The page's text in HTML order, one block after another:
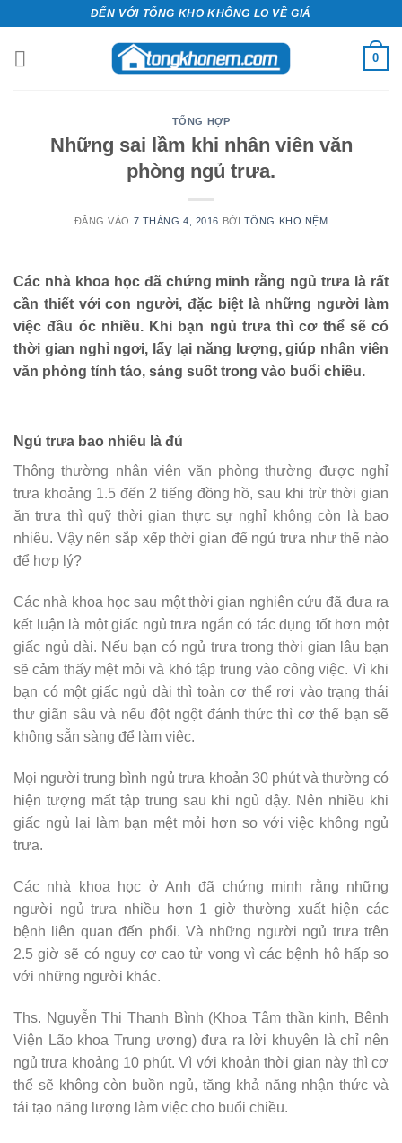
nội
ĐẾN VỚI TỔNG KHO KHÔNG LO VỀ GIÁ
0
TỔNG HỢP
Những sai lầm khi nhân viên văn
phòng ngủ trưa.
ĐĂNG VÀO 7 THÁNG 4, 2016 BỞI TỔNG KHO NỆM
Các nhà khoa học đã chứng minh rằng ngủ trưa là rất
cần thiết với con người, đặc biệt là những người làm
việc đầu óc nhiều. Khi bạn ngủ trưa thì cơ thể sẽ có
thời gian nghỉ ngơi, lấy lại năng lượng, giúp nhân viên
văn phòng tỉnh táo, sáng suốt trong vào buổi chiều.
Ngủ trưa bao nhiêu là đủ
Thông thường nhân viên văn phòng thường được nghỉ
trưa khoảng 1.5 đến 2 tiếng đồng hồ, sau khi trừ thời gian
ăn trưa thì quỹ thời gian thực sự nghỉ không còn là bao
nhiêu. Vậy nên sắp xếp thời gian để ngủ trưa như thế nào
để hợp lý?
Các nhà khoa học sau một thời gian nghiên cứu đã đưa ra
kết luận là một giấc ngủ trưa ngắn có tác dụng tốt hơn một
giấc ngủ dài. Nếu bạn có ngủ trưa trong thời gian lâu bạn
sẽ cảm thấy mệt mỏi và khó tập trung vào công việc. Vì khi
bạn có một giấc ngủ dài thì toàn cơ thể rơi vào trạng thái
thư giãn sâu và nếu đột ngột đánh thức thì cơ thể bạn sẽ
không sẵn sàng để làm việc.
Mọi người trung bình ngủ trưa khoản 30 phút và thường có
hiện tượng mất tập trung sau khi ngủ dậy. Nên nhiều khi
giấc ngủ lại làm bạn mệt mỏi hơn so với việc không ngủ
trưa.
Các nhà khoa học ở Anh đã chứng minh rằng những
người ngủ trưa nhiều hơn 1 giờ thường xuất hiện các
bệnh liên quan đến phổi. Và những người ngủ trưa trên
2.5 giờ sẽ có nguy cơ cao tử vong vì các bệnh hô hấp so
với những người khác.
Ths. Nguyễn Thị Thanh Bình (Khoa Tâm thần kinh, Bệnh
Viện Lão khoa Trung ương) đưa ra lời khuyên là chỉ nên
ngủ trưa khoảng 10 phút. Vì với khoản thời gian này thì cơ
thể sẽ không còn buồn ngủ, tăng khả năng nhận thức và
tái tạo năng lượng làm việc cho buổi chiều.